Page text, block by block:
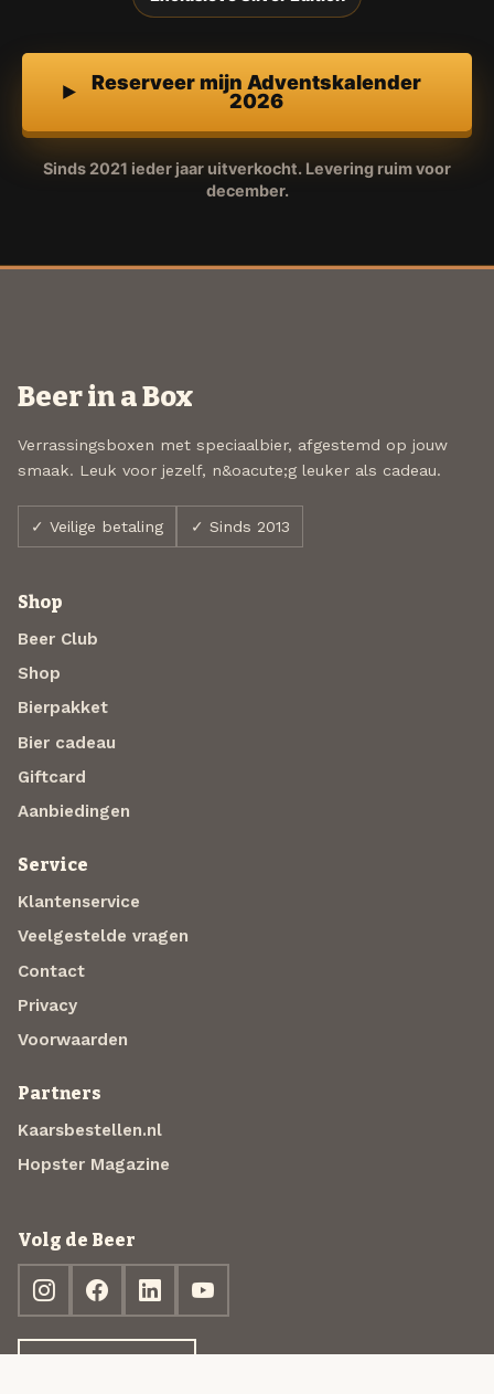
Reserveer mijn Adventskalender
2026
Sinds 2021 ieder jaar uitverkocht. Levering ruim voor
december.
Beer in a Box
Verrassingsboxen met speciaalbier, afgestemd op jouw
smaak. Leuk voor jezelf, n&oacute;g leuker als cadeau.
✓ Veilige betaling ✓ Sinds 2013
Shop
Beer Club
Shop
Bierpakket
Bier cadeau
Giftcard
Aanbiedingen
Service
Klantenservice
Veelgestelde vragen
Contact
Privacy
Voorwaarden
Partners
Kaarsbestellen.nl
Hopster Magazine
Volg de Beer